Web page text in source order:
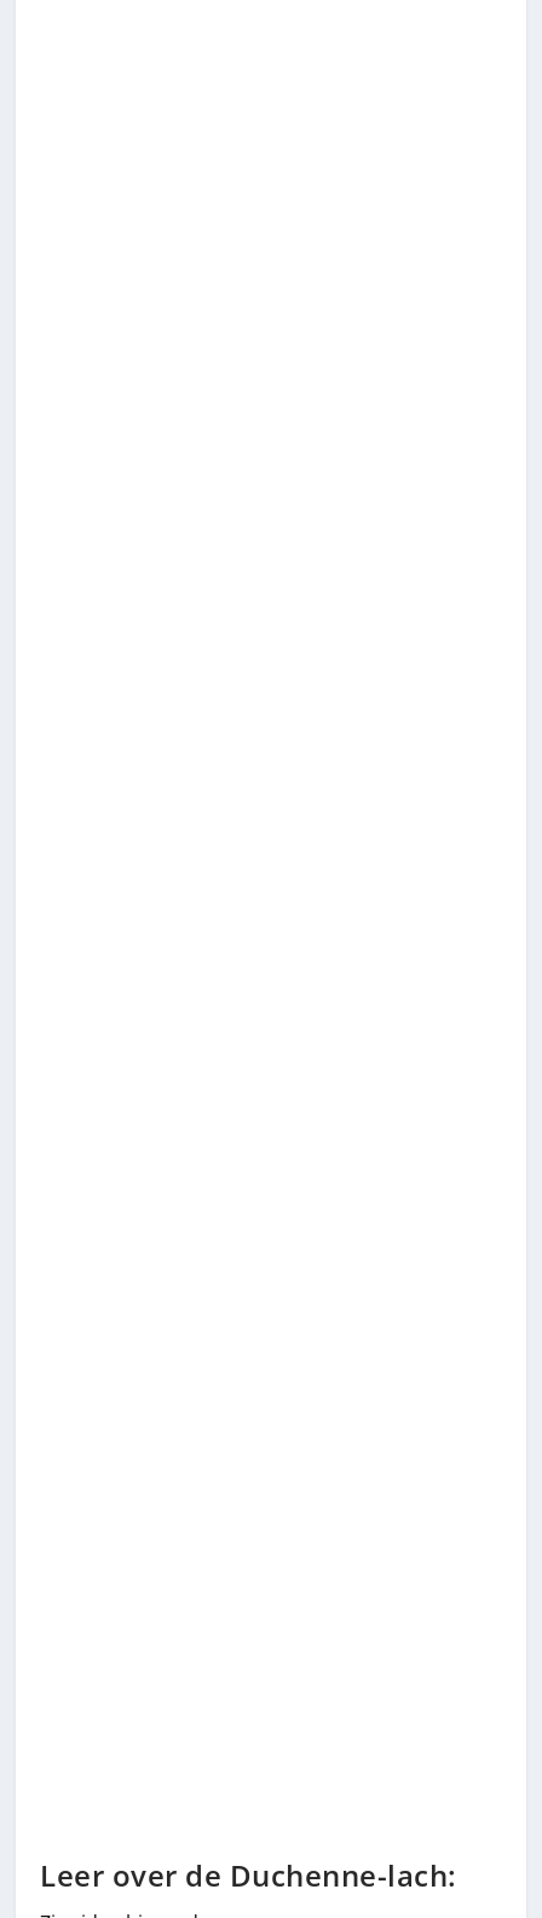
Leer over de Duchenne-lach: